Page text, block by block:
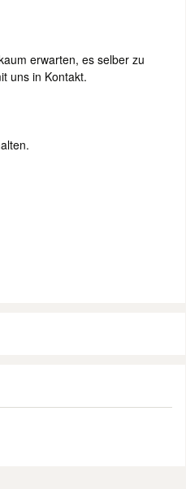
erwarten, es selber zu
uns in Kontakt.